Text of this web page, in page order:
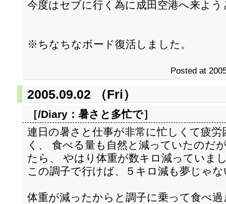
今度はセブに行く為に成田空港へ来よ
※ちなちなボード復活しました。
Posted at
2005.09.02 （Fri）
［/Diary： 暑さと多忙で］
連日の暑さと仕事が非常に忙しくて疲
く、 食べる量も自然と減っていたのだ
たら、 やはり体重が数キロ減っていま
この調子で行けば、５キロ減も夢じゃな
体重が減ったからと調子に乗って食べ